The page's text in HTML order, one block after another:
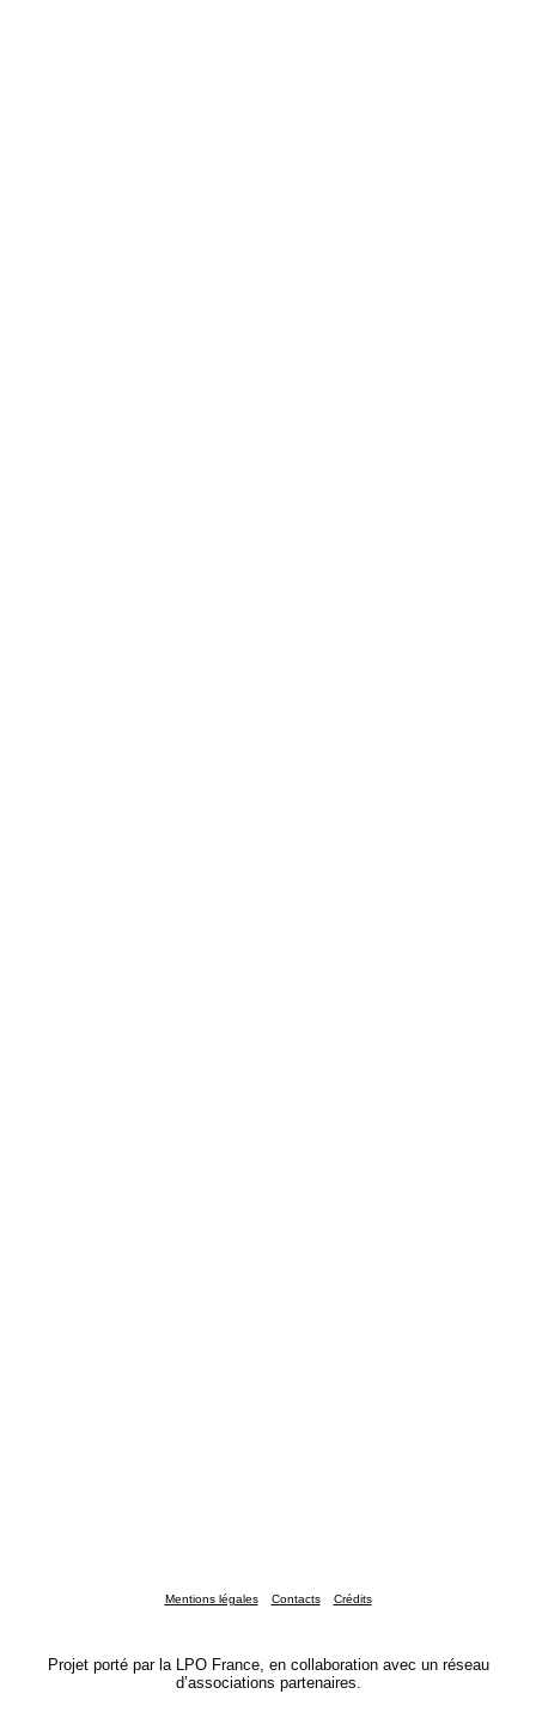
Mentions légales Contacts Crédits
Projet porté par la LPO France, en collaboration avec un réseau
d’associations partenaires.